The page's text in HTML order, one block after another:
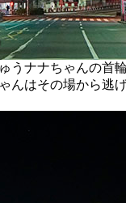
うナナちゃんの首
んはその場から逃